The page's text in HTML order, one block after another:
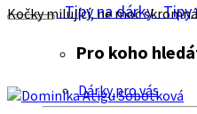
Tipy na dárkyTipy
Pro koho
Dárky pro vás
Kočky milující, ne moc